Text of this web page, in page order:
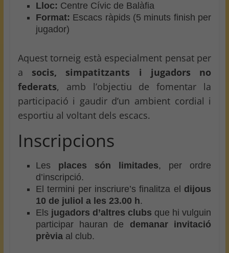
Lloc: Centre Cívic de Balàfia
Format: Escacs ràpids (5 minuts finish per
jugador)
Aquest torneig està especialment pensat per
a socis, simpatitzants i jugadors no
federats, amb l’objectiu de fomentar la
participació i gaudir d’un ambient cordial i
esportiu al voltant dels escacs.
Inscripcions
Les places són limitades, per ordre
d’inscripció.
El termini per inscriure’s finalitza el dijous
10 de juliol a les 23.00 h.
Els jugadors d’altres clubs que hi vulguin
participar hauran de demanar invitació
prèviaal club.